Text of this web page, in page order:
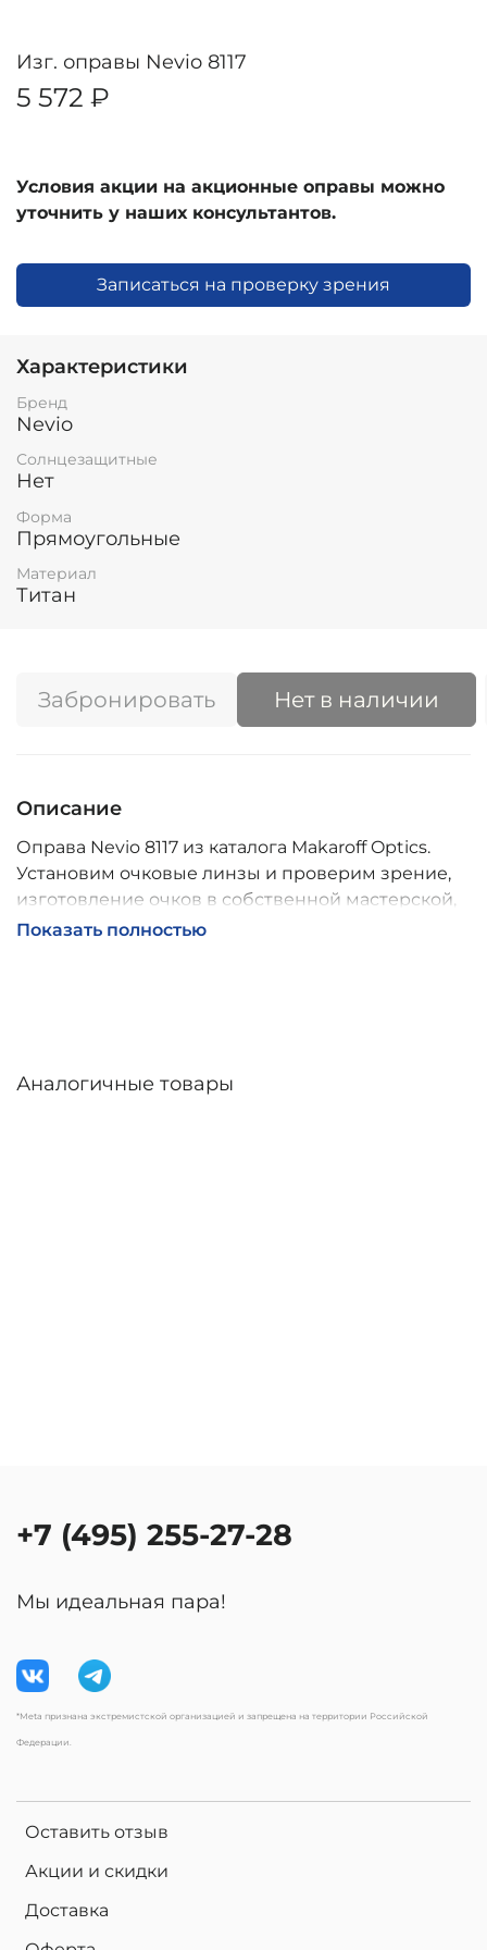
Изг. оправы Nevio 8117
5 572 ₽
Условия акции на акционные оправы можно
уточнить у наших консультантов.
Записаться на проверку зрения
Характеристики
Бренд
Nevio
Солнцезащитные
Нет
Форма
Прямоугольные
Материал
Титан
Забронировать Нет в наличии
Описание
Оправа Nevio 8117 из каталога Makaroff Optics.
Установим очковые линзы и проверим зрение,
изготовление очков в собственной мастерской,
обычно 2–5 дней, индивидуальные линзы – до 30
Показать полностью
Аналогичные товары
Оставить отзыв
Акции и скидки
Доставка
+7 (495) 255-27-28
Мы идеальная пара!
*Meta признана экстремистской организацией и запрещена на территории Российской
Федерации.